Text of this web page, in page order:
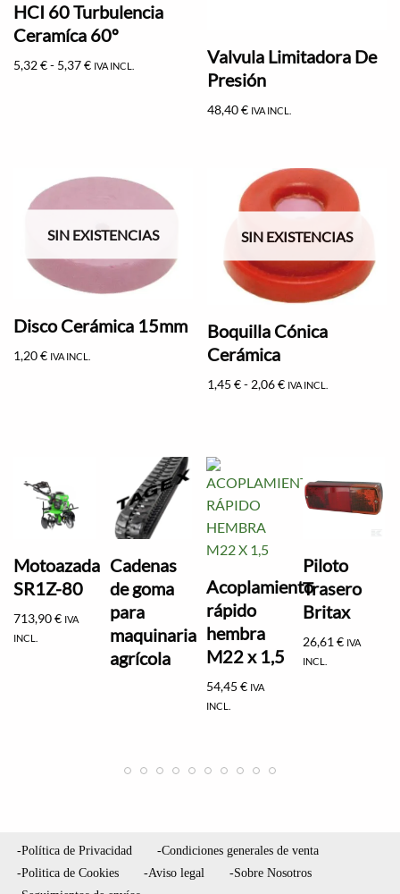
HCI 60 Turbulencia
Ceramíca 60º
5,32€- 5,37€ IVA INCL.
Valvula Limitadora De
Presión
48,40€ IVA INCL.
SIN EXISTENCIAS
Disco Cerámica 15mm
1,20€ IVA INCL.
SIN EXISTENCIAS
Boquilla Cónica
Cerámica
1,45€- 2,06€ IVA INCL.
Motoazada
SR1Z-80
713,90€ IVA
INCL.
Cadenas
de goma
para
maquinaria
agrícola
Acoplamiento
rápido
hembra
M22 x 1,5
54,45€ IVA
INCL.
Piloto
Trasero
Britax
26,61€ IVA
INCL.
-Política de Privacidad
-Condiciones generales de venta
-Politica de Cookies
-Aviso legal
-Sobre Nosotros